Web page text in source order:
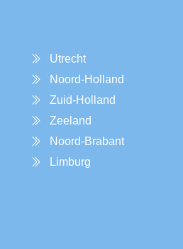
Utrecht
Noord-Holland
Zuid-Holland
Zeeland
Noord-Brabant
Limburg